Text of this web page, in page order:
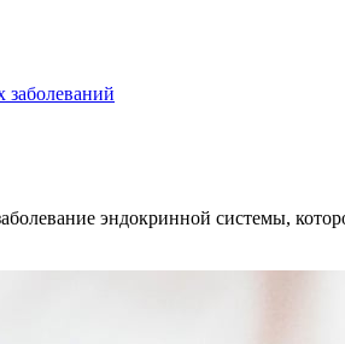
заболеваний
эндокринной системы,